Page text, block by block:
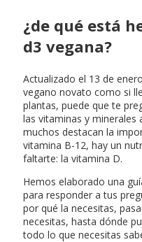
¿de qué está
d3 vegana?
Actualizado el 13 de
vegano novato como si
plantas, puede que te
las vitaminas y minerales
muchos destacan la
vitamina B-12, hay un
faltarte: la vitamina D.
Hemos elaborado una
para responder a tus
por qué la necesitas,
necesitas, hasta dónde
todo lo que necesitas